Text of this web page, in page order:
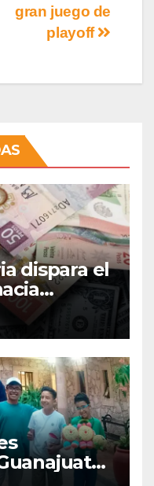
gran juego de
playoff
dispara el